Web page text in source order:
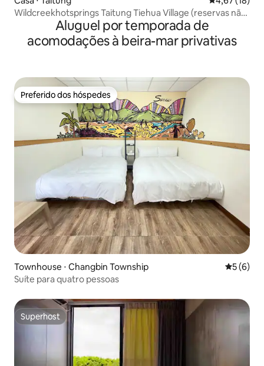
Wildcreekhotsprings Taitung Tiehua Village (reservas não
confirmadas estão cheias, por favor reserve com
antecedência) Estrangeiro
Aluguel por temporada de
acomodações à beira-mar privativas
Preferido dos hóspedes
Preferido dos hóspedes
Townhouse ⋅ Changbin Township 5 de
5 (6)
Suíte para quatro pessoas
Superhost
Superhost